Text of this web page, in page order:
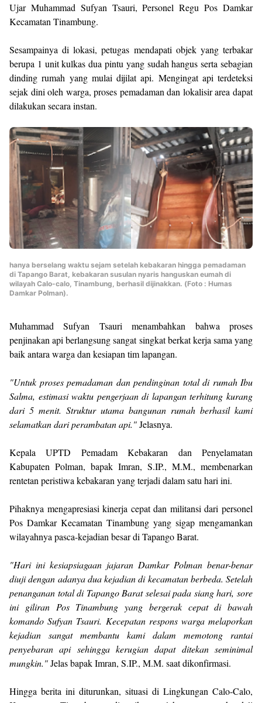
Ujar Muhammad Sufyan Tsauri, Personel Regu Pos Damkar
Kecamatan Tinambung.
​Sesampainya di lokasi, petugas mendapati objek yang terbakar
berupa 1 unit kulkas dua pintu yang sudah hangus serta sebagian
dinding rumah yang mulai dijilat api. Mengingat api terdeteksi
sejak dini oleh warga, proses pemadaman dan lokalisir area dapat
dilakukan secara instan.
hanya berselang waktu sejam setelah kebakaran hingga pemadaman
di Tapango Barat, kebakaran susulan nyaris hanguskan eumah di
wilayah Calo-calo, Tinambung, berhasil dijinakkan. (Foto : Humas
Damkar Polman).
​Muhammad Sufyan Tsauri menambahkan bahwa proses
penjinakan api berlangsung sangat singkat berkat kerja sama yang
baik antara warga dan kesiapan tim lapangan.
"Untuk proses pemadaman dan pendinginan total di rumah Ibu
Salma, estimasi waktu pengerjaan di lapangan terhitung kurang
dari 5 menit. Struktur utama bangunan rumah berhasil kami
selamatkan dari perambatan api."Jelasnya.
​Kepala UPTD Pemadam Kebakaran dan Penyelamatan
Kabupaten Polman, bapak Imran, S.IP., M.M., membenarkan
rentetan peristiwa kebakaran yang terjadi dalam satu hari ini.
Pihaknya mengapresiasi kinerja cepat dan militansi dari personel
Pos Damkar Kecamatan Tinambung yang sigap mengamankan
wilayahnya pasca-kejadian besar di Tapango Barat.
​"Hari ini kesiapsiagaan jajaran Damkar Polman benar-benar
diuji dengan adanya dua kejadian di kecamatan berbeda. Setelah
penanganan total di Tapango Barat selesai pada siang hari, sore
ini giliran Pos Tinambung yang bergerak cepat di bawah
komando Sufyan Tsauri. Kecepatan respons warga melaporkan
kejadian sangat membantu kami dalam memotong rantai
penyebaran api sehingga kerugian dapat ditekan seminimal
mungkin."Jelas bapak Imran, S.IP., M.M. saat dikonfirmasi.
​Hingga berita ini diturunkan, situasi di Lingkungan Calo-Calo,